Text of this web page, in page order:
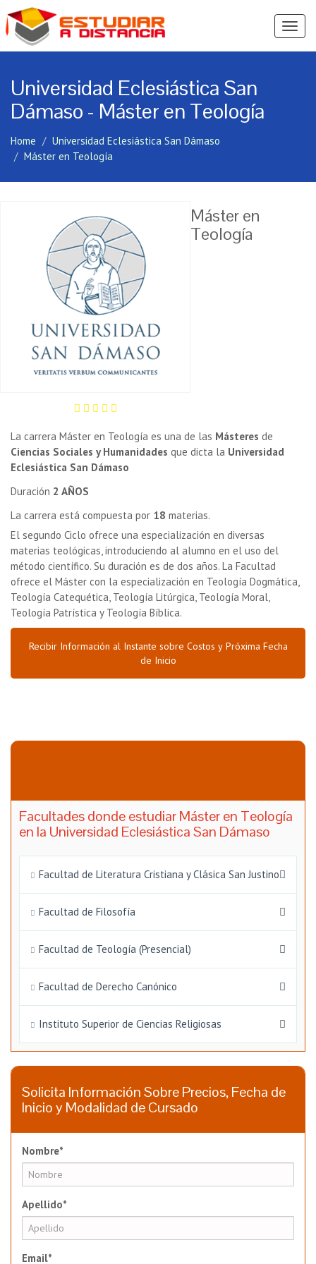
Ver
Universidad Eclesiástica San
Dámaso - Máster en Teología
Home
Universidad Eclesiástica San Dámaso
Máster en Teología
Máster en
Teología
La carrera Máster en Teología es una de las Másteres de
Ciencias Sociales y Humanidades que dicta la Universidad
Eclesiástica San Dámaso
Duración 2 AÑOS
La carrera está compuesta por 18 materias.
El segundo Ciclo ofrece una especialización en diversas
materias teológicas, introduciendo al alumno en el uso del
método científico. Su duración es de dos años. La Facultad
ofrece el Máster con la especialización en Teología Dogmática,
Teología Catequética, Teología Litúrgica, Teología Moral,
Teología Patrística y Teología Bíblica.
Recibir Información al Instante sobre Costos y Próxima Fecha
de Inicio
Facultades donde estudiar Máster en Teología
en la Universidad Eclesiástica San Dámaso
Facultad de Literatura Cristiana y Clásica San Justino
Facultad de Filosofía
Facultad de Teología (Presencial)
Facultad de Derecho Canónico
Instituto Superior de Ciencias Religiosas
Solicita Información Sobre Precios, Fecha de
Inicio y Modalidad de Cursado
Nombre*
Apellido*
Email*